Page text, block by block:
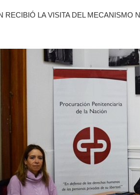
RECIBIÓ LA VISITA DEL MECANISMO